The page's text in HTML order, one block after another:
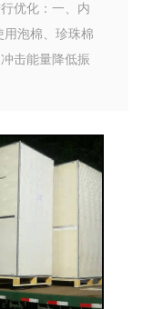
优化：一、内
泡棉、珍珠棉
击能量降低振